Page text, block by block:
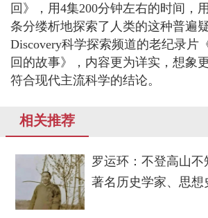
回》，用4集200分钟左右的时间，
条分缕析地探索了人类的这种普遍
Discovery科学探索频道的老纪录
回的故事》，内容更为详实，想象
符合现代主流科学的结论。
相关推荐
罗运环：不登高山
著名历史学家、思想